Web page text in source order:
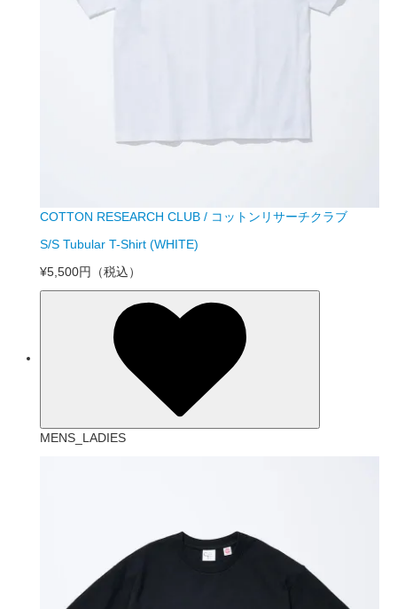
COTTON RESEARCH CLUB / コットンリサーチクラブ
S/S Tubular T-Shirt (WHITE)
¥5,500円
（税込）
MENS_LADIES